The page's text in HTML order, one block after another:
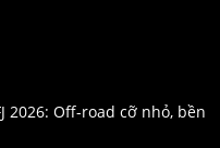
2026: Off-road cỡ nhỏ, bền